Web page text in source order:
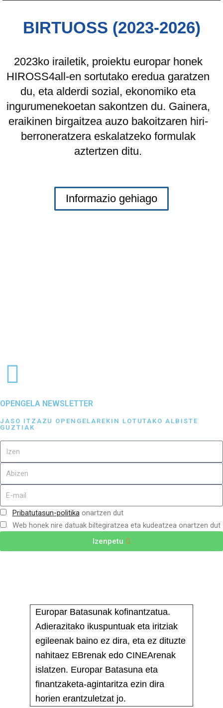
BIRTUOSS (2023-2026)
2023ko irailetik, proiektu europar honek
HIROSS4all-en sortutako eredua garatzen
du, eta alderdi sozial, ekonomiko eta
ingurumenekoetan sakontzen du. Gainera,
eraikinen birgaitzea auzo bakoitzaren hiri-
berroneratzera eskalatzeko formulak
aztertzen ditu.
Informazio gehiago
OPENGELA NEWSLETTER
JASO ITZAZU OPENGELAREKIN LOTUTAKO ALBISTE
GUZTIAK
Pribatutasun-politikaonartzen dut
Web honek nire datuak biltegiratzea eta kudeatzea onartzen dut
Izenpetu
Europar Batasunak kofinantzatua.
Adierazitako ikuspuntuak eta iritziak
egileenak baino ez dira, eta ez dituzte
nahitaez EBrenak edo CINEArenak
islatzen. Europar Batasuna eta
finantzaketa-agintaritza ezin dira
horien erantzuletzat jo.